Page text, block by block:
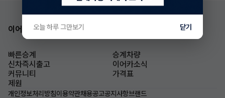
이어카 앱 다운로드
빠른승계
승계차량
신차즉시출고
이어카소식
커뮤니티
가격표
제원
개인정보처리방침이용약관채용공고공지사항브랜드
오늘 하루 그만보기 닫기